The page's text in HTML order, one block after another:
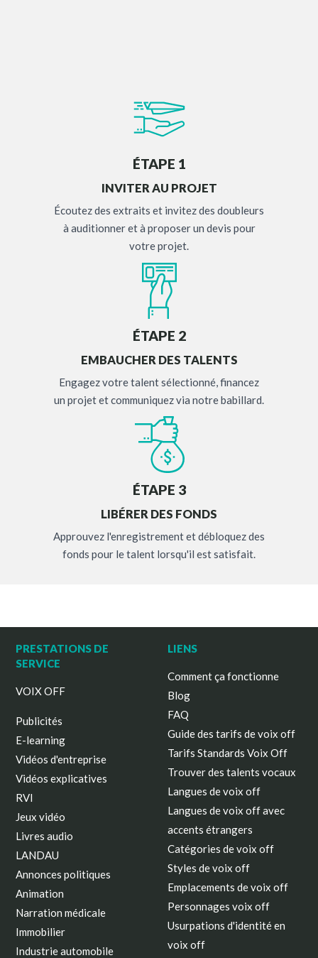
ÉTAPE 1
INVITER AU PROJET
Écoutez des extraits et invitez des doubleurs
à auditionner et à proposer un devis pour
votre projet.
ÉTAPE 2
EMBAUCHER DES TALENTS
Engagez votre talent sélectionné, financez
un projet et communiquez via notre babillard.
ÉTAPE 3
LIBÉRER DES FONDS
Approuvez l'enregistrement et débloquez des
fonds pour le talent lorsqu'il est satisfait.
PRESTATIONS DE
SERVICE
VOIX OFF
Publicités
E-learning
Vidéos d'entreprise
Vidéos explicatives
RVI
Jeux vidéo
Livres audio
LANDAU
Annonces politiques
Animation
Narration médicale
Immobilier
Industrie automobile
LIENS
Comment ça fonctionne
Blog
FAQ
Guide des tarifs de voix off
Tarifs Standards Voix Off
Trouver des talents vocaux
Langues de voix off
Langues de voix off avec
accents étrangers
Catégories de voix off
Styles de voix off
Emplacements de voix off
Personnages voix off
Usurpations d'identité en
voix off